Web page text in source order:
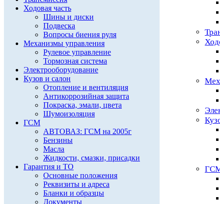
Ходовая часть
Шины и диски
Подвеска
Вопросы биения руля
Механизмы управления
Рулевое управление
Тормозная система
Электрооборудование
Кузов и салон
Отопление и вентиляция
Антикоррозийная защита
Покраска, эмали, цвета
Шумоизоляция
ГСМ
АВТОВАЗ: ГСМ на 2005г
Бензины
Масла
Жидкости, смазки, присадки
Гарантия и ТО
Основные положения
Реквизиты и адреса
Бланки и образцы
Документы